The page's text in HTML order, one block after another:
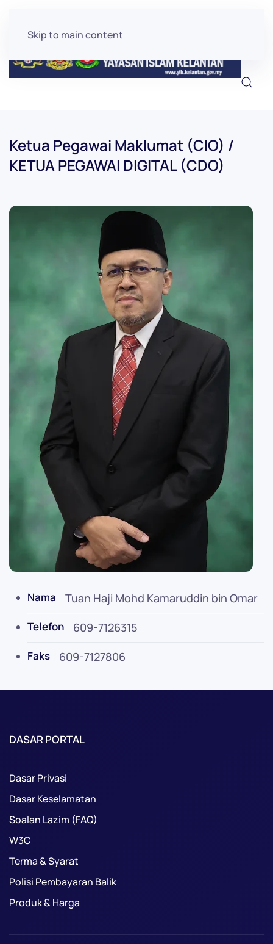
Skip to main content
Ketua Pegawai Maklumat (CIO) /
KETUA PEGAWAI DIGITAL (CDO)
Nama Tuan Haji Mohd Kamaruddin bin Omar
Telefon 609-7126315
Faks 609-7127806
DASAR PORTAL
Dasar Privasi
Dasar Keselamatan
Soalan Lazim (FAQ)
W3C
Terma & Syarat
Polisi Pembayaran Balik
Produk & Harga